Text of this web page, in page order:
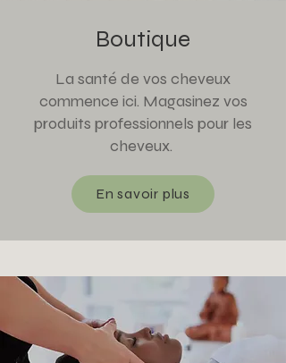
Boutique
La santé de vos cheveux
commence ici. Magasinez vos
produits professionnels pour les
cheveux.
En savoir plus